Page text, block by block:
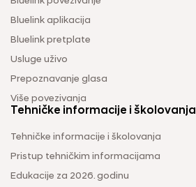
Bluelink aplikacija
Bluelink pretplate
Usluge uživo
Prepoznavanje glasa
Više povezivanja
Tehničke informacije i školovanja
Tehničke informacije i školovanja
Pristup tehničkim informacijama
Edukacije za 2026. godinu